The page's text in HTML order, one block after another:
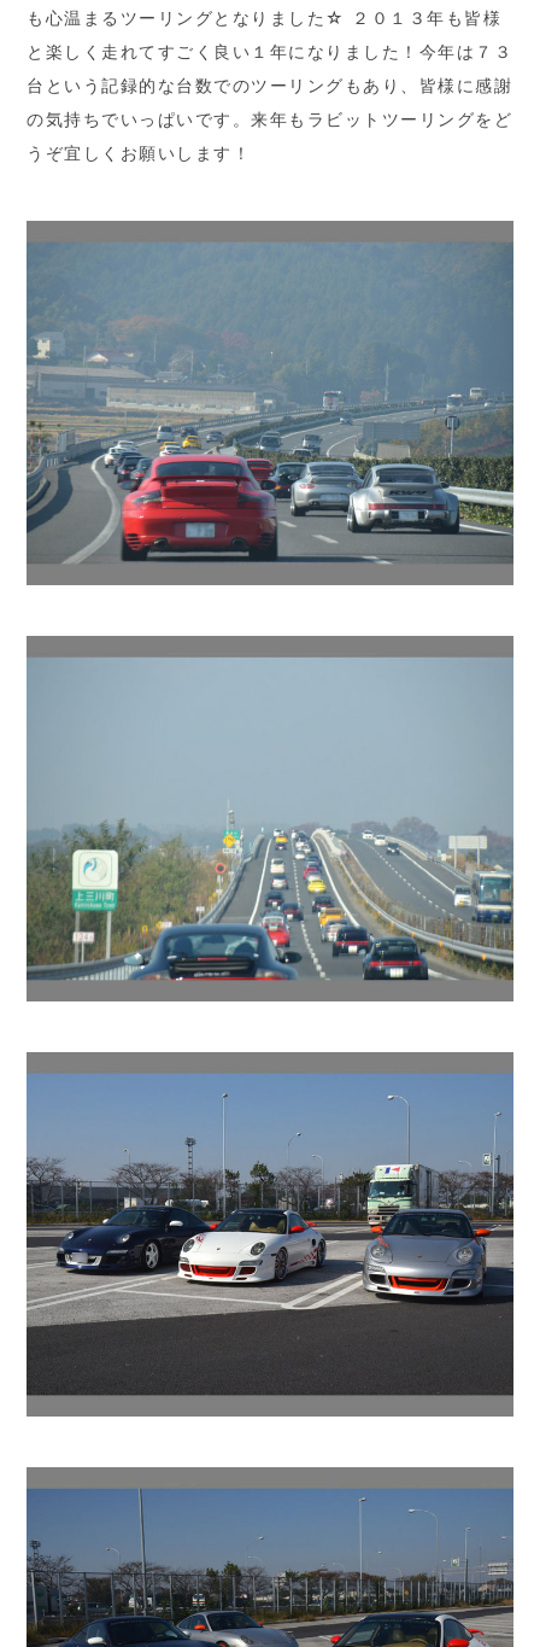
も心温まるツーリングとなりました☆ ２０１３年も皆様
と楽しく走れてすごく良い１年になりました！今年は７３
台という記録的な台数でのツーリングもあり、皆様に感謝
の気持ちでいっぱいです。来年もラビットツーリングをど
うぞ宜しくお願いします！